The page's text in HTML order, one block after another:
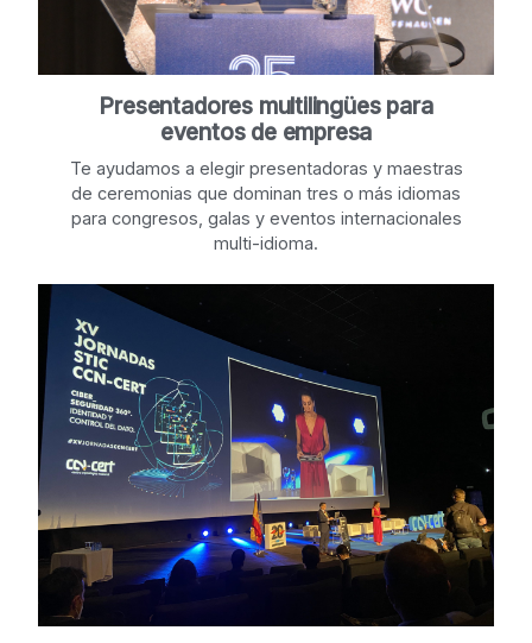
Presentadores multilingües para
eventos de empresa
Te ayudamos a elegir presentadoras y maestras
de ceremonias que dominan tres o más idiomas
para congresos, galas y eventos internacionales
multi-idioma.